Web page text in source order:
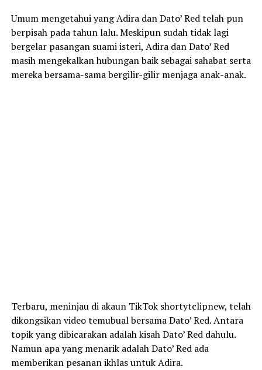
Umum mengetahui yang Adira dan Dato’ Red telah pun
berpisah pada tahun lalu. Meskipun sudah tidak lagi
bergelar pasangan suami isteri, Adira dan Dato’ Red
masih mengekalkan hubungan baik sebagai sahabat serta
mereka bersama-sama bergilir-gilir menjaga anak-anak.
Terbaru, meninjau di akaun TikTok shortytclipnew, telah
dikongsikan video temubual bersama Dato’ Red. Antara
topik yang dibicarakan adalah kisah Dato’ Red dahulu.
Namun apa yang menarik adalah Dato’ Red ada
memberikan pesanan ikhlas untuk Adira.